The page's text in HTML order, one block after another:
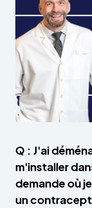
Q : J'ai
m'installer
demande où
un